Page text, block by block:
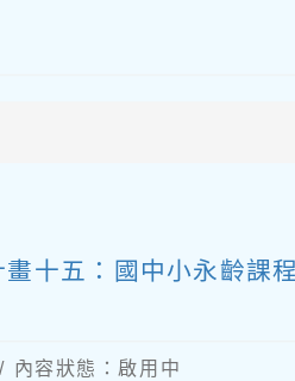
十五：國中小永齡課
容狀態：啟用中